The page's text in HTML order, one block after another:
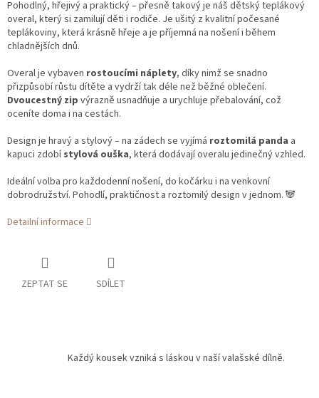
Pohodlný, hřejivý a praktický – přesně takový je náš dětský teplákový
overal, který si zamilují děti i rodiče. Je ušitý z kvalitní počesané
teplákoviny, která krásně hřeje a je příjemná na nošení i během
chladnějších dnů.
Overal je vybaven rostoucími náplety, díky nimž se snadno
přizpůsobí růstu dítěte a vydrží tak déle než běžné oblečení.
Dvoucestný zip výrazně usnadňuje a urychluje přebalování, což
oceníte doma i na cestách.
Design je hravý a stylový – na zádech se vyjímá roztomilá panda a
kapuci zdobístylová ouška, která dodávají overalu jedinečný vzhled.
Ideální volba pro každodenní nošení, do kočárku i na venkovní
dobrodružství. Pohodlí, praktičnost a roztomilý design v jednom. 🐼
Detailní informace
ZEPTAT SE SDÍLET
Každý kousek vzniká s láskou v naší valašské dílně.